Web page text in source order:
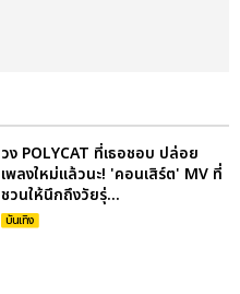
วง POLYCAT ที่เธอชอบ ปล่อย
เพลงใหม่แล้วนะ! 'คอนเสิร์ต' MV ที่
ชวนให้นึกถึงวัยรุ่...
บันเทิง